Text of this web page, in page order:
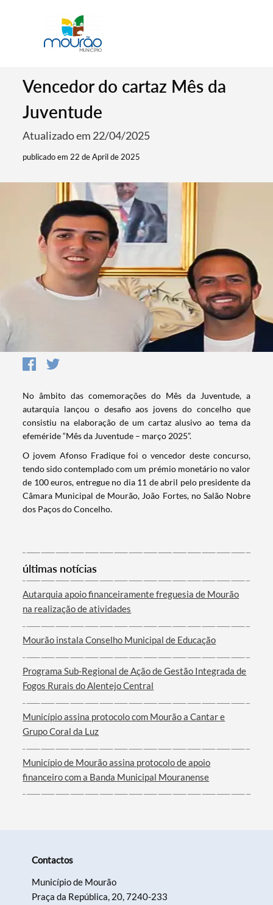
Termo de Pesquisa
Categorias gerais
Vencedor do cartaz Mês da
Juventude
Atualizado em 22/04/2025
publicado em 22 de April de 2025
No âmbito das comemorações do Mês da Juventude, a
autarquia lançou o desafio aos jovens do concelho que
consistiu na elaboração de um cartaz alusivo ao tema da
efeméride “Mês da Juventude – março 2025”.
O jovem Afonso Fradique foi o vencedor deste concurso,
tendo sido contemplado com um prémio monetário no valor
de 100 euros, entregue no dia 11 de abril pelo presidente da
Câmara Municipal de Mourão, João Fortes, no Salão Nobre
dos Paços do Concelho.
últimas notícias
Autarquia apoio financeiramente freguesia de Mourão
na realização de atividades
Mourão instala Conselho Municipal de Educação
Programa Sub-Regional de Ação de Gestão Integrada de
Fogos Rurais do Alentejo Central
Município assina protocolo com Mourão a Cantar e
Grupo Coral da Luz
Município de Mourão assina protocolo de apoio
financeiro com a Banda Municipal Mouranense
Contactos
Município de Mourão
Praça da República, 20, 7240-233